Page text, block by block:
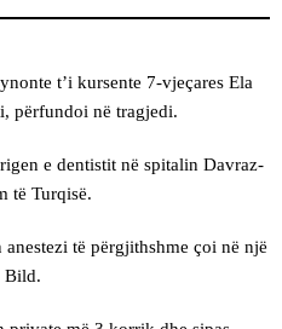
t’i kursente 7-vjeçares Ela
përfundoi në tragjedi.
e dentistit në spitalin Davraz-
të Turqisë.
të përgjithshme çoi në një
Bild.